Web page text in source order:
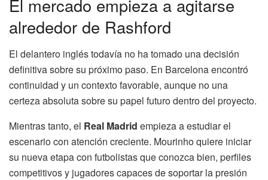
El mercado empieza a agitarse
alrededor de Rashford
El delantero inglés todavía no ha tomado una decisión
definitiva sobre su próximo paso. En Barcelona encontró
continuidad y un contexto favorable, aunque no una
certeza absoluta sobre su papel futuro dentro del proyecto.
Mientras tanto, el Real Madrid empieza a estudiar el
escenario con atención creciente. Mourinho quiere iniciar
su nueva etapa con futbolistas que conozca bien, perfiles
competitivos y jugadores capaces de soportar la presión